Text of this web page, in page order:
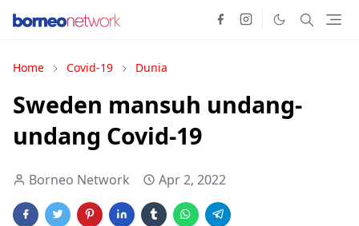
Home Covid-19 Dunia
Sweden mansuh undang-
undang Covid-19
Borneo Network Apr 2, 2022